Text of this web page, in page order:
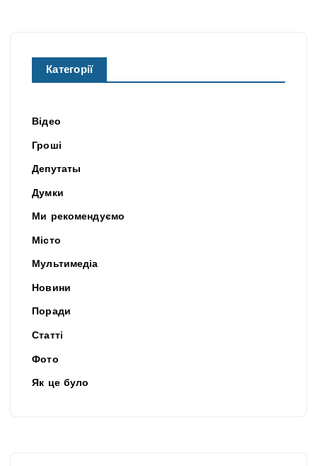
Категорії
Відео
Гроші
Депутаты
Думки
Ми рекомендуємо
Місто
Мультимедіа
Новини
Поради
Статті
Фото
Як це було